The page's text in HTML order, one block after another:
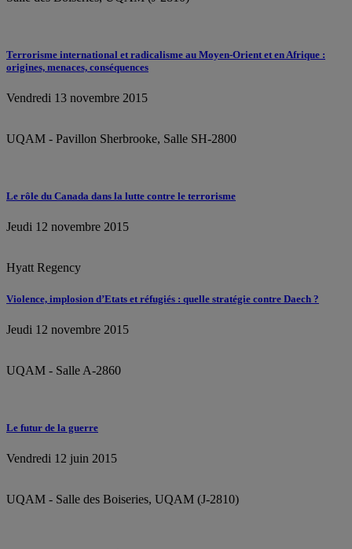
Terrorisme international et radicalisme au Moyen-Orient et en Afrique :
origines, menaces, conséquences
Vendredi 13 novembre 2015
UQAM - Pavillon Sherbrooke, Salle SH-2800
Le rôle du Canada dans la lutte contre le terrorisme
Jeudi 12 novembre 2015
Hyatt Regency
Violence, implosion d’Etats et réfugiés : quelle stratégie contre Daech ?
Jeudi 12 novembre 2015
UQAM - Salle A-2860
Le futur de la guerre
Vendredi 12 juin 2015
UQAM - Salle des Boiseries, UQAM (J-2810)